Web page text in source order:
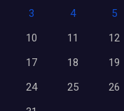
3
4 5
10
11 12
17
18 19
24
25 26